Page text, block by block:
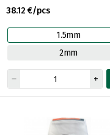
38.12 €/pcs
1.5mm
2mm